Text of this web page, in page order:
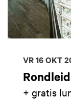
+ gratis
VR 16 OKT